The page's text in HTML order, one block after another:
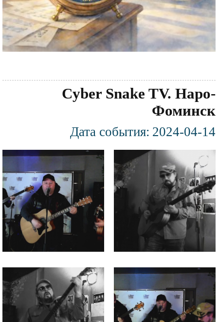
Cyber Snake TV. Наро-
Фоминск
Дата события: 2024-04-14
Файл
изображения
Файл
изображения
Файл
изображения
Файл
изображения